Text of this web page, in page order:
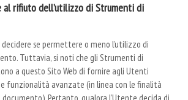
al rifiuto dell’utilizzo di Strumenti di
se permettere o meno l’utilizzo di
Tuttavia, si noti che gli Strumenti di
a questo Sito Web di fornire agli Utenti
e funzionalità avanzate (in linea con le finalità
Pertanto, qualora l’Utente decida di